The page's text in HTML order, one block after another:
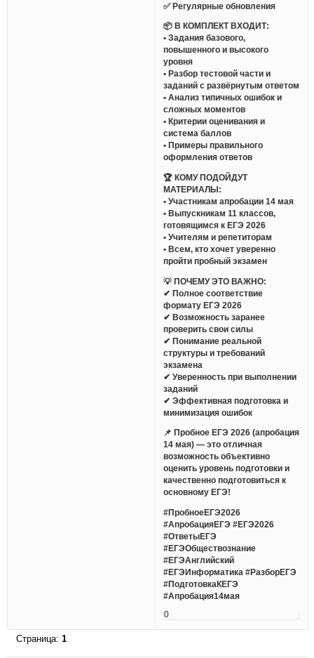
✅ Регулярные обновления
📦 В КОМПЛЕКТ ВХОДИТ:
• Задания базового,
повышенного и высокого
уровня
• Разбор тестовой части и
заданий с развёрнутым ответом
• Анализ типичных ошибок и
сложных моментов
• Критерии оценивания и
система баллов
• Примеры правильного
оформления ответов
🏆 КОМУ ПОДОЙДУТ
МАТЕРИАЛЫ:
• Участникам апробации 14 мая
• Выпускникам 11 классов,
готовящимся к ЕГЭ 2026
• Учителям и репетиторам
• Всем, кто хочет уверенно
пройти пробный экзамен
💡 ПОЧЕМУ ЭТО ВАЖНО:
✔ Полное соответствие
формату ЕГЭ 2026
✔ Возможность заранее
проверить свои силы
✔ Понимание реальной
структуры и требований
экзамена
✔ Уверенность при выполнении
заданий
✔ Эффективная подготовка и
минимизация ошибок
📌 Пробное ЕГЭ 2026 (апробация
14 мая) — это отличная
возможность объективно
оценить уровень подготовки и
качественно подготовиться к
основному ЕГЭ!
#ПробноеЕГЭ2026
#АпробацияЕГЭ #ЕГЭ2026
#ОтветыЕГЭ
#ЕГЭОбществознание
#ЕГЭАнглийский
#ЕГЭИнформатика #РазборЕГЭ
#ПодготовкаКЕГЭ
#Апробация14мая
0
Страница: 1